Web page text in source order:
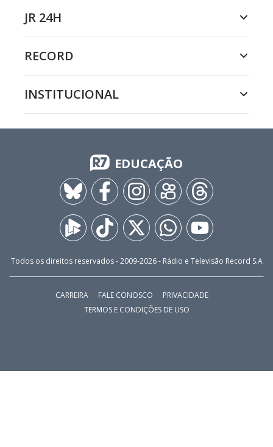
JR 24H
RECORD
INSTITUCIONAL
EDUCAÇÃO
Todos os direitos reservados - 2009-2026- Rádio e Televisão Record S.A
CARREIRA FALE CONOSCO
PRIVACIDADE
TERMOS E CONDIÇÕES DE USO